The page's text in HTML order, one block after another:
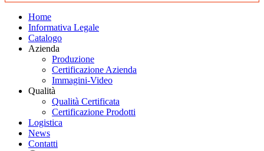
Home
Informativa Legale
Catalogo
Azienda
Produzione
Certificazione Azienda
Immagini-Video
Qualità
Qualità Certificata
Certificazione Prodotti
Logistica
News
Contatti